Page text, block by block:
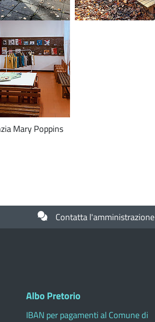
Mary Poppins
Contatta l'amministrazione
Albo Pretorio
IBAN per pagamenti al Comune di